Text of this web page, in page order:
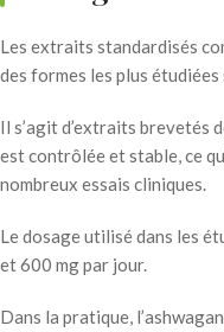
Les extraits standardisés
des formes les plus
Il s’agit d’extraits brevetés
est contrôlée et stable, ce
nombreux essais cliniques.
Le dosage utilisé dans les
et 600 mg par jour.
Dans la pratique,